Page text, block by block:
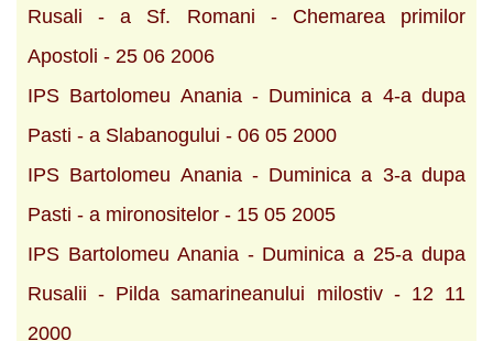
Rusali - a Sf. Romani - Chemarea primilor
Apostoli - 25 06 2006
IPS Bartolomeu Anania - Duminica a 4-a dupa
Pasti - a Slabanogului - 06 05 2000
IPS Bartolomeu Anania - Duminica a 3-a dupa
Pasti - a mironositelor - 15 05 2005
IPS Bartolomeu Anania - Duminica a 25-a dupa
Rusalii - Pilda samarineanului milostiv - 12 11
2000